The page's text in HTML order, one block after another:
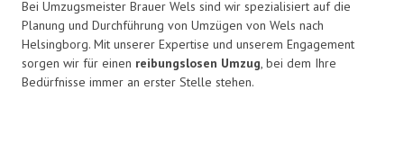
Bei Umzugsmeister Brauer Wels sind wir spezialisiert auf die
Planung und Durchführung von Umzügen von Wels nach
Helsingborg. Mit unserer Expertise und unserem Engagement
sorgen wir für einen reibungslosen Umzug, bei dem Ihre
Bedürfnisse immer an erster Stelle stehen.